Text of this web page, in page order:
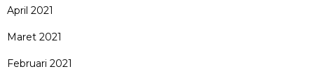
April 2021
Maret 2021
Februari 2021